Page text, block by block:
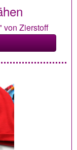
von Zierstoff